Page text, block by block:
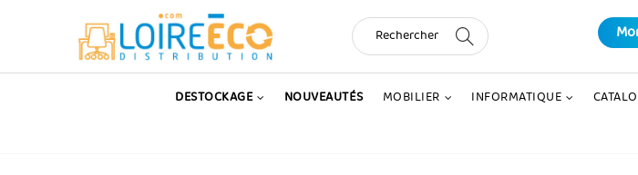
DESTOCKAGE NOUVEAUTÉS MOBILIER INFORMATIQUE